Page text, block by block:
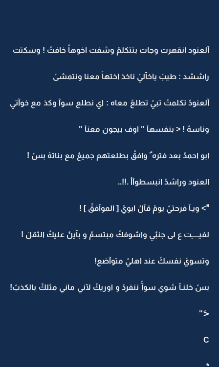
آلعنود انقهرت وجات بتتكلمً وشفت اخوهاً خافتً ! وسكتت
راششد : طيبً ياخآليً ناخذ اختهاً معنا ونتمشىً
آلعنودً تكلمتً تبيً تطلعً معاه : اي نطلع سوآ وكذ مع خوآتي
وناسهً ! < بنفسهآ " اوف بيجون معنآ "
ابو احمدً بعد فتره ً وافقً بطلعتهم جميعً مع بناتهً بسً !
العنود وراشدً انبسطوآأ .!!..
"ً> ويـآ فرحتيً يومً قآلُ ابويً [ الموآفقً ] !
لفيـــــِت ع لى جنبًي واشوفكً مبتسمً و بآينً عليكً الثقلَ !
وتسويً نفسكً عند اهليً متوآضع!
بسً خلنـآ شوي سوآً ننفردً و اوريكً لآني ماني مثلكً بالكذبً!
<َ"
C